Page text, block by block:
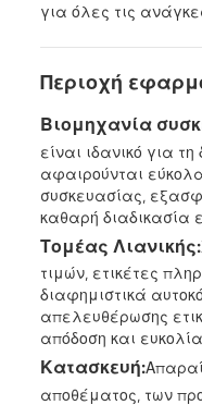
για όλες τις
Περιοχή
Βιομηχανία
είναι ιδανικό για
αφαιρούνται
συσκευασίας,
καθαρή διαδικασία
Τομέας Λιανικής:
τιμών, ετικέτες
διαφημιστικά
απελευθέρωσης
απόδοση και
Κατασκευή:
αποθέματος, των